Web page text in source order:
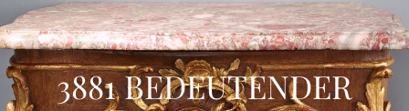
3881 BEDEUTENDER